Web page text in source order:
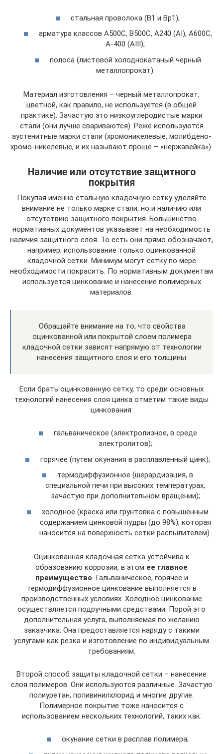
стальная проволока (В1 и Вр1);
арматура классов А500С, B500C, А240 (AI), А600С,
А-400 (AIII);
полоса (листовой холоднокатаный черный
металлопрокат).
Материал изготовления – черный металлопрокат,
цветной, как правило, не используется (в общей
практике). Зачастую это низкоуглеродистые марки
стали (они лучше свариваются). Реже используются
аустенитные марки стали (хромоникелевые, молибдено-
хромо-никелевые, и их называют проще – «нержавейка»).
Наличие или отсутствие защитного
покрытия
Покупая именно стальную кладочную сетку уделяйте
внимание не только марке стали, но и наличию или
отсутствию защитного покрытия. Большинство
нормативных документов указывает на необходимость
наличия защитного слоя. То есть они прямо обозначают,
например, использование только оцинкованной
кладочной сетки. Минимум могут сетку по мере
необходимости покрасить. По нормативным документам
используется цинкование и нанесение полимерных
материалов.
Обращайте внимание на то, что свойства
оцинкованной или покрытой слоем полимера
кладочной сетки зависят напрямую от технологии
нанесения защитного слоя и его толщины.
Если брать оцинкованную сетку, то среди основных
технологий нанесения слоя цинка отметим такие виды
цинкования:
гальваническое (электролизное, в среде
электролитов);
горячее (путем окунания в расплавленный цинк);
термодиффузионное (шерардизация, в
специальной печи при высоких температурах,
зачастую при дополнительном вращении);
холодное (краска или грунтовка с повышенным
содержанием цинковой пудры (до 98%), которая
наносится на поверхность сетки распылителем).
Оцинкованная кладочная сетка устойчива к
образованию коррозии, в этом ее главное
преимущество. Гальваническое, горячее и
термодиффузионное цинкование выполняется в
производственных условиях. Холодное цинкование
осуществляется подручными средствами. Порой это
дополнительная услуга, выполняемая по желанию
заказчика. Она предоставляется наряду с такими
услугами как резка и изготовление по индивидуальным
требованиям.
Второй способ защиты кладочной сетки – нанесение
слоя полимеров. Они используются различные. Зачастую
полиуретан, поливинилхлорид и многие другие.
Полимерное покрытие тоже наносится с
использованием нескольких технологий, таких как:
окунание сетки в расплав полимера;